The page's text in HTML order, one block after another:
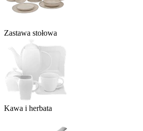
Zastawa stołowa
Kawa i herbata